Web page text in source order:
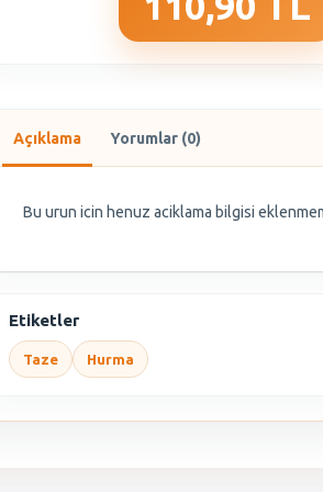
Açıklama Yorumlar (0)
Bu urun icin henuz aciklama bilgisi
Etiketler
Taze Hurma